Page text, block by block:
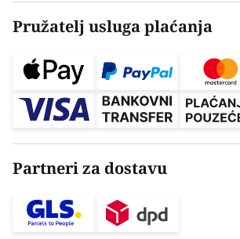
Pružatelj usluga plaćanja
Partneri za dostavu